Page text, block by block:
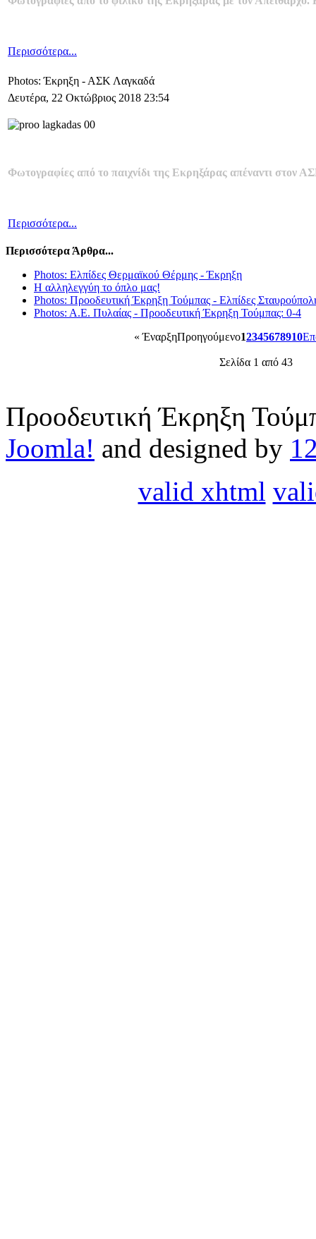
Περισσότερα...
Photos: Έκρηξη - ΑΣΚ Λαγκαδά
Δευτέρα, 22 Οκτώβριος 2018 23:54
Φωτογραφίες από το παιχνίδι της Εκρηξάρας απέναντι στον
Περισσότερα...
Περισσότερα Άρθρα...
Photos: Ελπίδες Θερμαϊκού Θέρμης - Έκρηξη
Η αλληλεγγύη το όπλο μας!
Photos: Προοδευτική Έκρηξη Τούμπας - Ελπίδες
Photos: A.E. Πυλαίας - Προοδευτική Έκρηξη Τούμπας: 0-4
«ΈναρξηΠροηγούμενο12345678910
Σελίδα 1 από 43
Προοδευτική Έκρηξη
Joomla! and designed by
valid xhtml